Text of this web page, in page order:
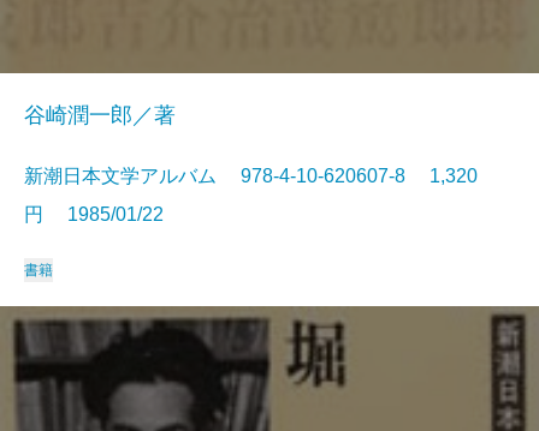
谷崎潤一郎／著
新潮日本文学アルバム 978-4-10-620607-8 1,320
円 1985/01/22
書籍